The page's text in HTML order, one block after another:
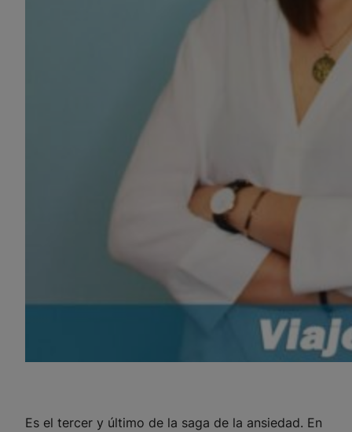
Es el tercer y último de la saga de la ansiedad. En